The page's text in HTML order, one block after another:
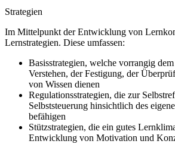
Strategien
Im Mittelpunkt der Entwicklung von
Lernstrategien. Diese umfassen:
Basisstrategien, welche vorrangig
Verstehen, der Festigung, der
von Wissen dienen
Regulationsstrategien, die zur
Selbststeuerung hinsichtlich des
befähigen
Stützstrategien, die ein gutes
Entwicklung von Motivation und